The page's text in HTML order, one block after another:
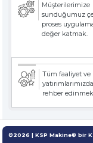
KSP MACHINEMEDYA
» Haber & Fuar
» Foto Galeri
» Video Galeri
Müşterilerimize
sunduğumuz
proses
değer katmak.
Tüm faaliyet ve
rehber
©2026 | KSP Makine® bir